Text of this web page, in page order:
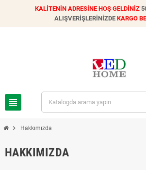
KALİTENİN ADRESİNE HOŞ GELDİNİZ
ALIŞVERİŞLERİNİZDE KARGO
view_headline
chevron_right Hakkımızda
HAKKIMIZDA